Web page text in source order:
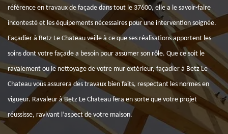
référence en travaux de façade dans tout le 37600, elle a le savoir-faire
incontesté et les équipements nécessaires pour une intervention soignée.
Façadier à Betz Le Chateau veille à ce que ses réalisations apportent les
soins dont votre façade a besoin pour assumer son rôle. Que ce soit le
ravalement ou le nettoyage de votre mur extérieur, façadier à Betz Le
Chateau vous assurera des travaux bien faits, respectant les normes en
vigueur. Ravaleur à Betz Le Chateau fera en sorte que votre projet
réussisse, ravivant l’aspect de votre maison.